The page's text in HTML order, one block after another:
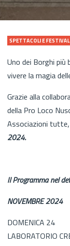
SPETTACOLI E FESTIVAL
Uno dei Borghi più
vivere la magia
Grazie alla
della Pro Loco
Associazioni
2024.
Il Programma nel
NOVEMBRE 2024
DOMENICA 24
LABORATORIO